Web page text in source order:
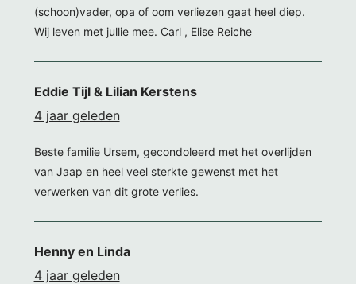
(schoon)vader, opa of oom verliezen gaat heel diep.
Wij leven met jullie mee. Carl , Elise Reiche
Eddie Tijl & Lilian Kerstens
4 jaar geleden
Beste familie Ursem, gecondoleerd met het overlijden
van Jaap en heel veel sterkte gewenst met het
verwerken van dit grote verlies.
Henny en Linda
4 jaar geleden